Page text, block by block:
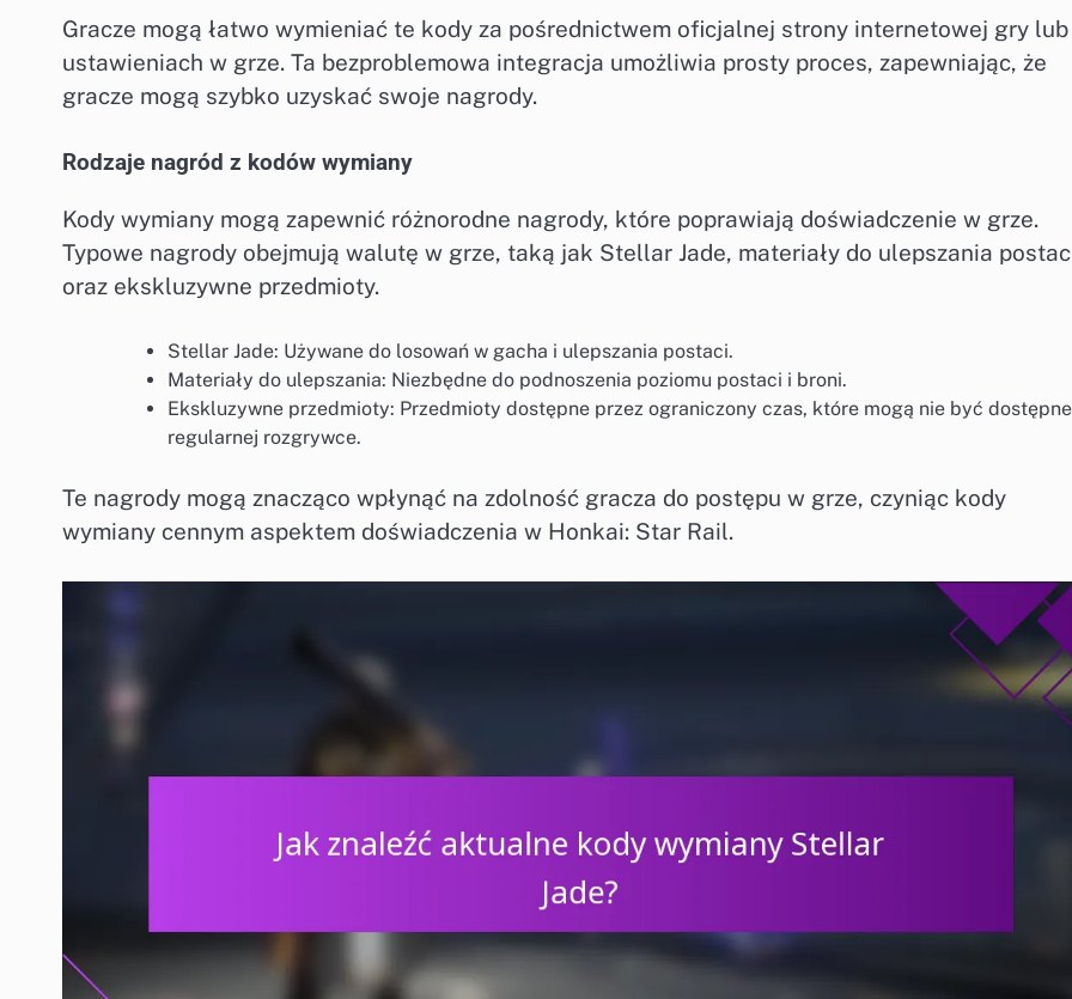
Gracze mogą łatwo wymieniać te kody za pośrednictwem oficjalnej strony internetowej gry
ustawieniach w grze. Ta bezproblemowa integracja umożliwia prosty proces, zapewniając, że
gracze mogą szybko uzyskać swoje nagrody.
Rodzaje nagród z kodów wymiany
Kody wymiany mogą zapewnić różnorodne nagrody, które poprawiają doświadczenie w grze.
Typowe nagrody obejmują walutę w grze, taką jak Stellar Jade, materiały do ulepszania
oraz ekskluzywne przedmioty.
Stellar Jade: Używane do losowań w gacha i ulepszania postaci.
Materiały do ulepszania: Niezbędne do podnoszenia poziomu postaci i broni.
Ekskluzywne przedmioty: Przedmioty dostępne przez ograniczony czas, które mogą nie być
regularnej rozgrywce.
Te nagrody mogą znacząco wpłynąć na zdolność gracza do postępu w grze, czyniąc kody
wymiany cennym aspektem doświadczenia w Honkai: Star Rail.